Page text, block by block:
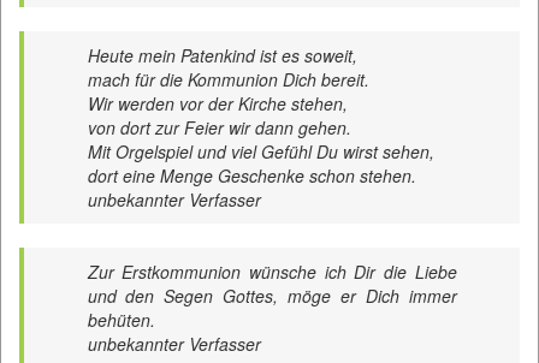
Heute mein Patenkind ist es soweit,
mach für die Kommunion Dich bereit.
Wir werden vor der Kirche stehen,
von dort zur Feier wir dann gehen.
Mit Orgelspiel und viel Gefühl Du wirst sehen,
dort eine Menge Geschenke schon stehen.
unbekannter Verfasser
Zur Erstkommunion wünsche ich Dir die Liebe
und den Segen Gottes, möge er Dich immer
behüten.
unbekannter Verfasser